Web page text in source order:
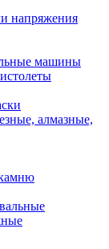
напряжения
машины
алмазные,